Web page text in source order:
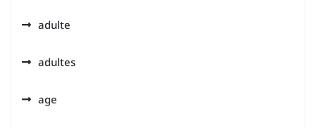
adulte
adultes
age